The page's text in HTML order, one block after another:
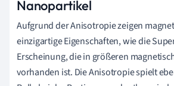
Nanopartikel
Aufgrund der Anisotropie zeigen
einzigartige Eigenschaften, wie die
Erscheinung, die in größeren
vorhanden ist. Die Anisotropie spielt